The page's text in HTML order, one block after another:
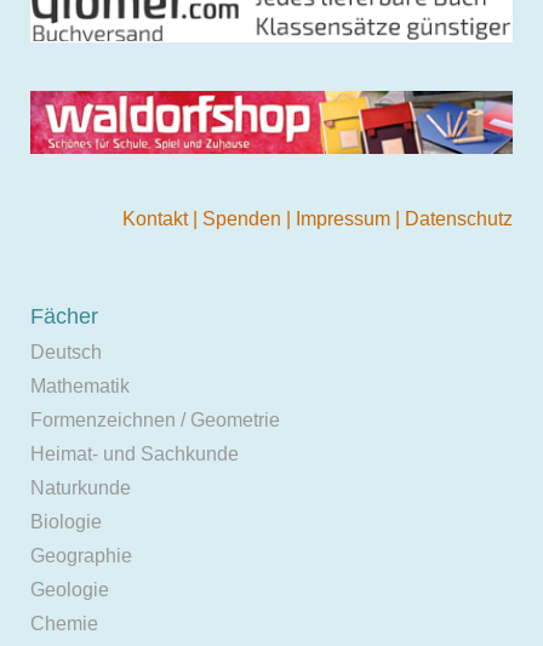
Kontakt Spenden Impressum Datenschutz
Fächer
Deutsch
Mathematik
Formenzeichnen / Geometrie
Heimat- und Sachkunde
Naturkunde
Biologie
Geographie
Geologie
Chemie